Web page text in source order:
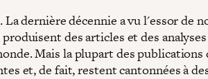
dernière décennie a vu l'essor de
des articles et des
Mais la plupart des publications
et, de fait, restent cantonnées à